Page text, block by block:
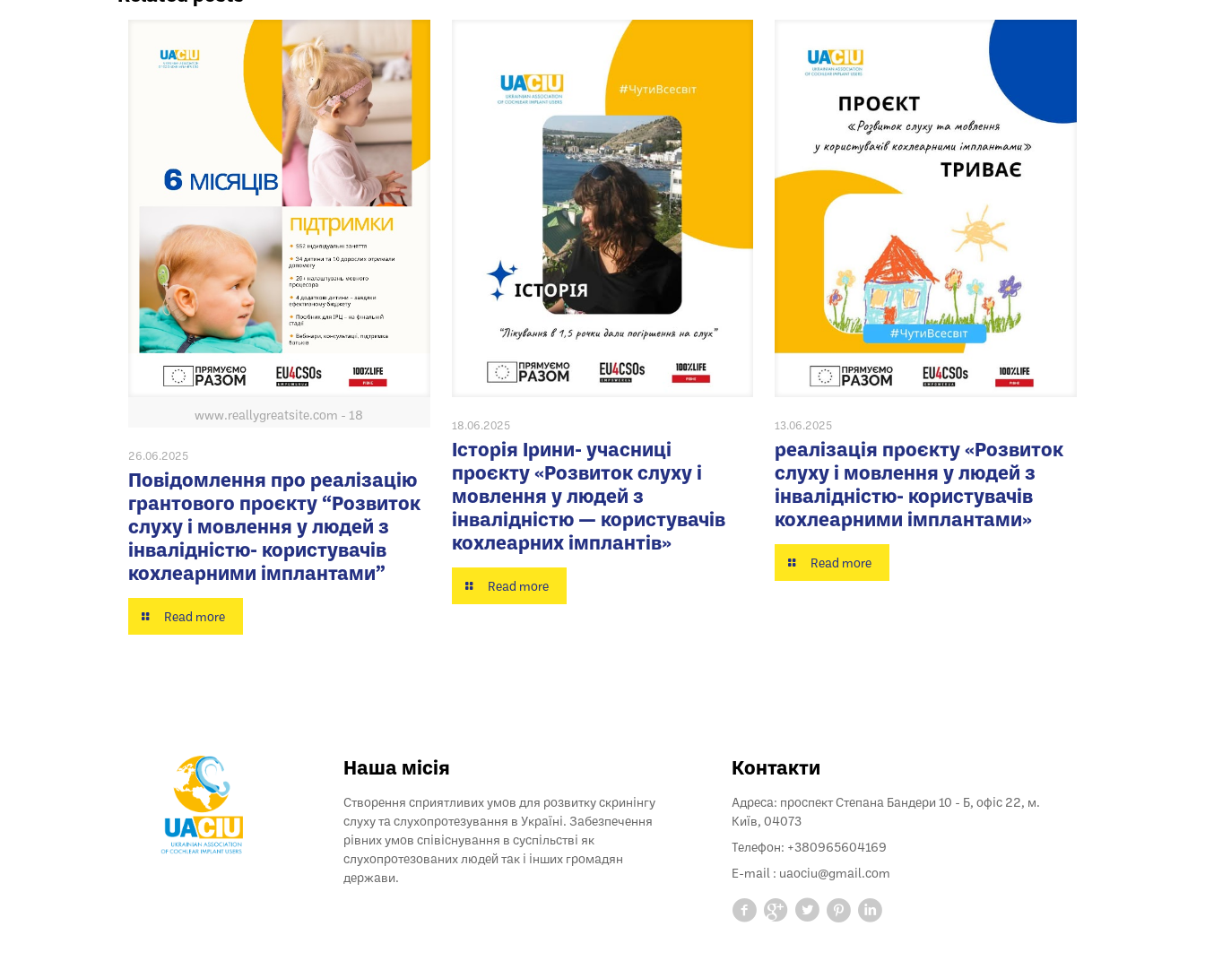
www.reallygreatsite.com - 18
26.06.2025
Повідомлення про реалізацію
грантового проєкту “Розвиток
слуху і мовлення у людей з
інвалідністю- користувачів
кохлеарними імплантами”
Read more
18.06.2025
Історія Ірини- учасниці
проєкту «Розвиток слуху і
мовлення у людей з
інвалідністю — користувачів
кохлеарних імплантів»
Read more
13.06.2025
реалізація проєкту «Розвиток
слуху і мовлення у людей з
інвалідністю- користувачів
кохлеарними імплантами»
Read more
Наша місія
Створення сприятливих умов для розвитку скринінгу
слуху та слухопротезування в Україні. Забезпечення
рівних умов співіснування в суспільстві як
слухопротезованих людей так і інших громадян
держави.
Контакти
Адреса: проспект Степана Бандери 10 - Б, офіс 22, м.
Київ, 04073
Телефон: +380965604169
E-mail : uaociu@gmail.com